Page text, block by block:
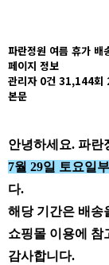
파란정원 여름 휴가 배
페이지 정보
관리자 0건 31,144회
본문
안녕하세요. 파란
7월 29일 토요일
다.
해당 기간은 배송
쇼핑몰 이용에 참
감사합니다.